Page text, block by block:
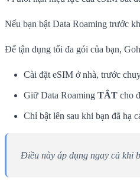
Nếu bạn bật Data Roaming trước
Để tận dụng tối đa gói của bạn,
Cài đặt eSIM ở nhà, trước
Giữ Data Roaming TẮT cho
Chỉ bật lên sau khi bạn đã hạ
Điều này áp dụng ngay cả khi